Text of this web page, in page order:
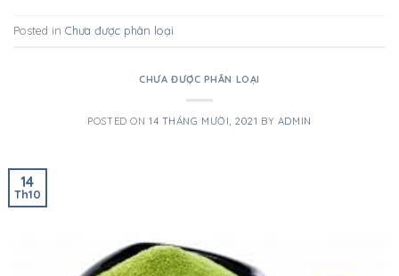
Posted in Chưa được phân loại
CHƯA ĐƯỢC PHÂN LOẠI
POSTED ON 14 THÁNG MƯỜI, 2021 BY ADMIN
14
Th10